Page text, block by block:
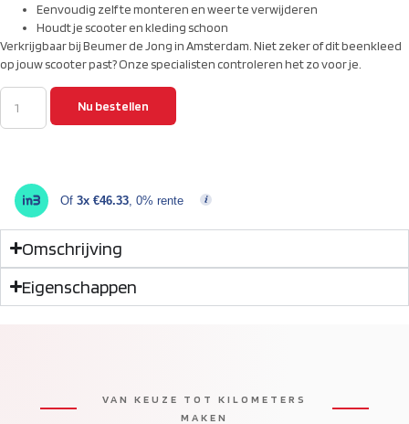
Eenvoudig zelf te monteren en weer te verwijderen
Houdt je scooter en kleding schoon
Verkrijgbaar bij Beumer de Jong in Amsterdam. Niet zeker of dit beenkleed
op jouw scooter past? Onze specialisten controleren het zo voor je.
Nu bestellen
Of 3x €46.33 , 0% rente
Omschrijving
Eigenschappen
VAN KEUZE TOT KILOMETERS
MAKEN